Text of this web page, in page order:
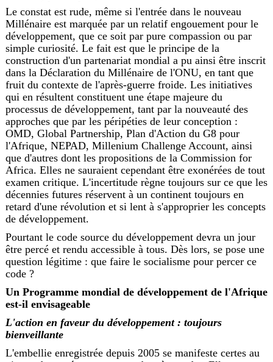
Le constat est rude, même si l'entrée dans le nouveau
Millénaire est marquée par un relatif engouement pour le
développement, que ce soit par pure compassion ou par
simple curiosité. Le fait est que le principe de la
construction d'un partenariat mondial a pu ainsi être inscrit
dans la Déclaration du Millénaire de l'ONU, en tant que
fruit du contexte de l'après-guerre froide. Les initiatives
qui en résultent constituent une étape majeure du
processus de développement, tant par la nouveauté des
approches que par les péripéties de leur conception :
OMD, Global Partnership, Plan d'Action du G8 pour
l'Afrique, NEPAD, Millenium Challenge Account, ainsi
que d'autres dont les propositions de la Commission for
Africa. Elles ne sauraient cependant être exonérées de tout
examen critique. L'incertitude règne toujours sur ce que les
décennies futures réservent à un continent toujours en
retard d'une révolution et si lent à s'approprier les concepts
de développement.
Pourtant le code source du développement devra un jour
être percé et rendu accessible à tous. Dès lors, se pose une
question légitime : que faire le socialisme pour percer ce
code ?
Un Programme mondial de développement de l'Afrique
est-il envisageable
L'action en faveur du développement : toujours
bienveillante
L'embellie enregistrée depuis 2005 se manifeste certes au